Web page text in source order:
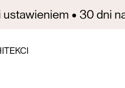
• 30 dni